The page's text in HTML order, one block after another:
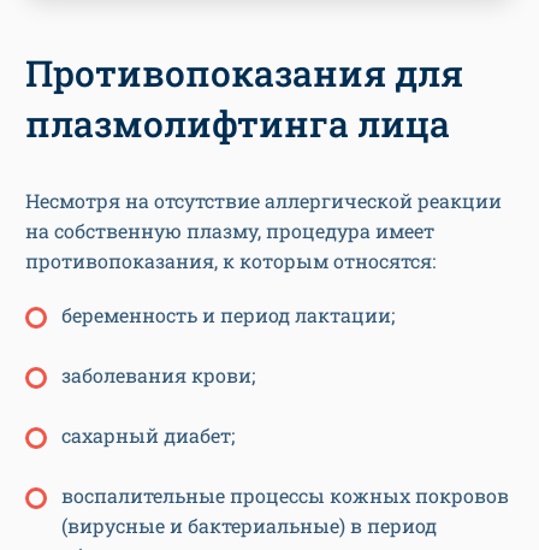
Противопоказания для
плазмолифтинга лица
Несмотря на отсутствие аллергической реакции
на собственную плазму, процедура имеет
противопоказания, к которым относятся:
беременность и период лактации;
заболевания крови;
сахарный диабет;
воспалительные процессы кожных покровов
(вирусные и бактериальные) в период